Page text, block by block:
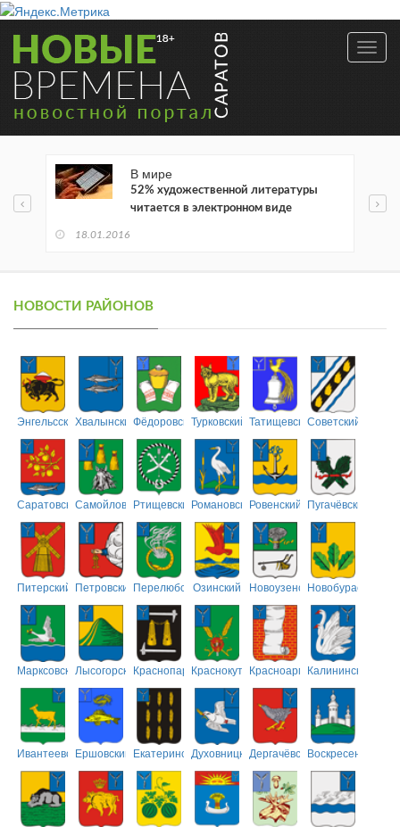
В мире
52% художественной литературы
читается в электронном виде
18.01.2016
НОВОСТИ РАЙОНОВ
ЭнгельсскийХвалынскийФёдоровскийТурковский ТатищевскийСоветский
СаратовскийСамойловскийРтищевскийРомановскийРовенский Пугачёвский
Питерский ПетровскийПерелюбскийОзинский НовоузенскийНовобурасский
МарксовскийЛысогорскийКраснопартизанский
КраснокутскийКрасноармейский
Калининский
ИвантеевскийЕршовский ЕкатериновскийДуховницкийДергачёвскийВоскресенский